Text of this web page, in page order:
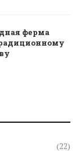
ферма
(22)